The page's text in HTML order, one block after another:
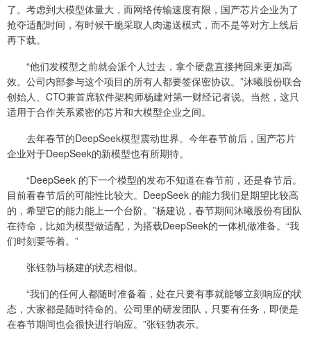
了。考虑到大模型体量大，而网络传输速度有限，国产芯片企业为了
抢夺适配时间，有时候干脆采取人肉递送模式，而不是等对方上线后
再下载。
“他们发模型之前就会派个人过去，拿个硬盘直接拷回来更加高
效。公司内部参与这个项目的所有人都要签保密协议。”沐曦股份联合
创始人、CTO兼首席软件架构师杨建对第一财经记者说。当然，这只
适用于合作关系紧密的芯片和大模型企业之间。
去年春节的DeepSeek模型震动世界。今年春节前后，国产芯片
企业对于DeepSeek的新模型也有所期待。
“DeepSeek 的下一个模型的发布不知道在春节前，还是春节后。
目前看春节后的可能性比较大。DeepSeek 的能力我们是期望比较高
的，希望它的能力能上一个台阶。”杨建说，春节期间沐曦股份有团队
在待命，比如为模型做适配，为搭载DeepSeek的一体机做准备。“我
们时刻要等着。”
张钰勃与杨建的状态相似。
“我们的任何人都随时准备着，处在只要有事就能够立刻响应的状
态，大家都是随时待命的。公司里的研发团队，只要有任务，即便是
在春节期间也会很快进行响应。”张钰勃表示。